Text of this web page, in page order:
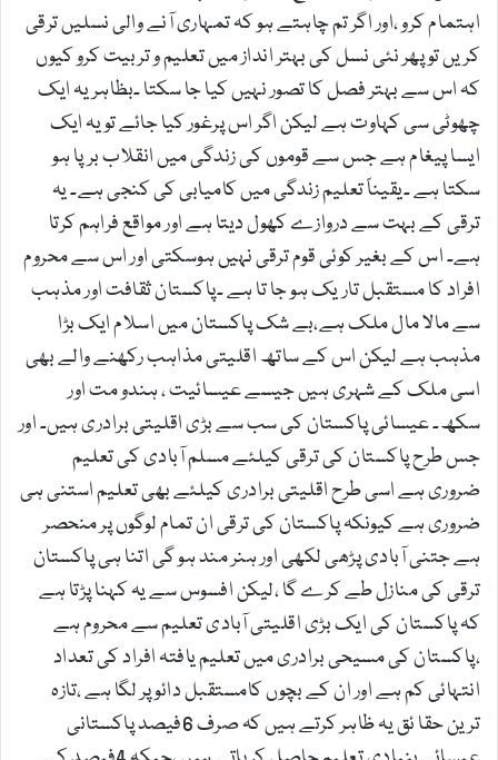
اہتمام کرو ،اور اگر تم چاہتے ہو کہ تمہاری آنے والی نسلیں ترقی
کریں تو پھر نئی نسل کی بہتر انداز میں تعلیم و تربیت کرو کیوں
کہ اس سے بہتر فصل کا تصور نہیں کیا جا سکتا ۔بظاہر یہ ایک
چھوٹی سی کہاوت ہے لیکن اگر اس پرغور کیا جائے تو یہ ایک
ایسا پیغام ہے جس سے قوموں کی زندگی میں انقلاب برپا ہو
سکتا ہے ۔یقیناً تعلیم زندگی میں کامیابی کی کنجی ہے۔ یہ
ترقی کے بہت سے دروازے کھول دیتا ہے اور مواقع فراہم کرتا
ہے۔ اس کے بغیر کوئی قوم ترقی نہیں ہوسکتی اور اس سے محروم
افراد کا مستقبل تاریک ہو جا تا ہے ۔پاکستان ثقافت اور مذہب
سے مالا مال ملک ہے،بے شک پاکستان میں اسلام ایک بڑا
مذہب ہے لیکن اس کے ساتھ اقلیتی مذاہب رکھنے والے بھی
اسی ملک کے شہری ہیں جیسے عیسائیت ، ہندو مت اور
سکھ۔ عیسائی پاکستان کی سب سے بڑی اقلیتی برادری ہیں۔ اور
جس طرح پاکستان کی ترقی کیلئے مسلم آبادی کی تعلیم
ضروری ہے اسی طرح اقلیتی برادری کیلئے بھی تعلیم استنی ہی
ضروری ہے کیونکہ پاکستان کی ترقی ان تمام لوگوں پر منحصر
ہے جتنی آبادی پڑھی لکھی اور ہنر مند ہو گی اتنا ہی پاکستان
ترقی کی منازل طے کرے گا ،لیکن افسوس سے یہ کہنا پڑتا ہے
کہ پاکستان کی ایک بڑی اقلیتی آبادی تعلیم سے محروم ہے
،پاکستان کی مسیحی برادری میں تعلیم یافتہ افراد کی تعداد
انتہائی کم ہے اور ان کے بچوں کامستقبل دائو پر لگا ہے ،تازہ
ترین حقا ئق یہ ظاہر کرتے ہیں کہ صرف 6فیصد پاکستانی